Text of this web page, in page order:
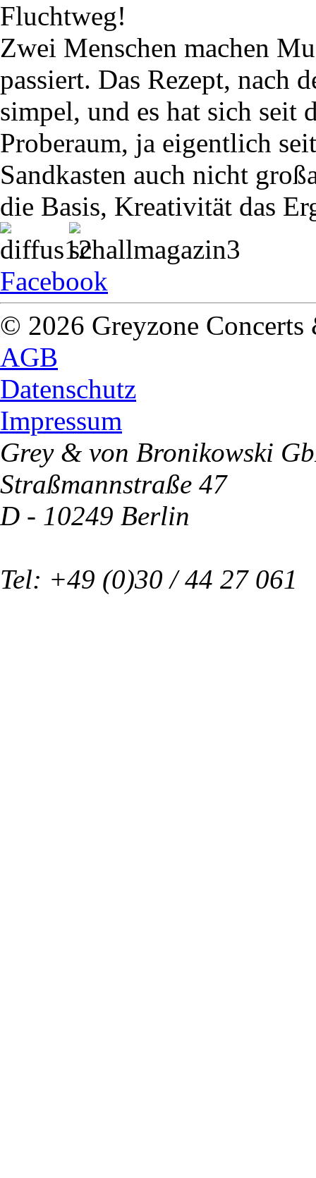
Fluchtweg!
Zwei Menschen machen
passiert. Das Rezept, nach
simpel, und es hat sich seit
Proberaum, ja eigentlich
Sandkasten auch nicht
die Basis, Kreativität das
Facebook
© 2026 Greyzone
AGB
Datenschutz
Impressum
Grey & von Bronikowski
Straßmannstraße 47
D - 10249 Berlin
Tel: +49 (0)30 / 44 27 061